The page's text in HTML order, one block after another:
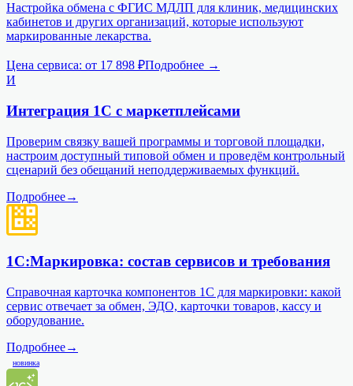
Настройка обмена с ФГИС МДЛП для клиник, медицинских
кабинетов и других организаций, которые используют
маркированные лекарства.
Цена сервиса: от 17 898 ₽Подробнее →
И
Интеграция 1С с маркетплейсами
Проверим связку вашей программы и торговой площадки,
настроим доступный типовой обмен и проведём контрольный
сценарий без обещаний неподдерживаемых функций.
Подробнее→
1С:Маркировка: состав сервисов и требования
Справочная карточка компонентов 1С для маркировки: какой
сервис отвечает за обмен, ЭДО, карточки товаров, кассу и
оборудование.
Подробнее→
новинка